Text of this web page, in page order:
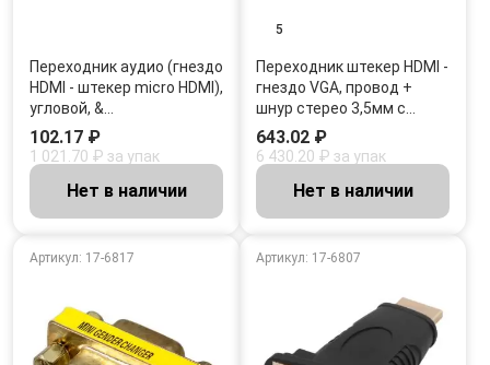
Переходник аудио (гнездо
HDMI - штекер micro HDMI),
угловой, &…
102.17 ₽
1 021.70 ₽ за упак
Нет в наличии
5
Переходник штекер HDMI -
гнездо VGA, провод +
шнур стерео 3,5мм с…
643.02 ₽
6 430.20 ₽ за упак
Нет в наличии
Артикул: 17-6817 Артикул: 17-6807